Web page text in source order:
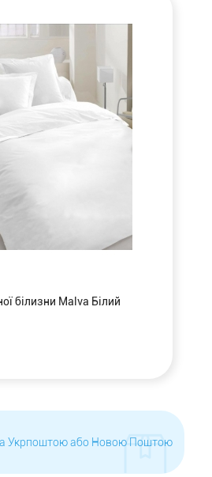
білизни Malva Білий
Укрпоштою або Новою Поштою